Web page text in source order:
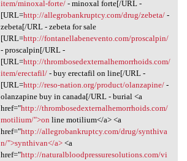
item/minoxal-forte/- minoxal forte[/URL -
[URL=http://allegrobankruptcy.com/drug/zebeta/-
zebeta[/URL - zebeta for sale
[URL=http://fontanellabenevento.com/proscalpin/
- proscalpin[/URL -
[URL=http://thrombosedexternalhemorrhoids.com/
item/erectafil/- buy erectafil on line[/URL -
[URL=http://reso-nation.org/product/olanzapine/-
olanzapine buy in canada[/URL - burial <a
href="http://thrombosedexternalhemorrhoids.com/
motilium/">on line motilium</a> <a
href="http://allegrobankruptcy.com/drug/synthiva
n/">synthivan</a><a
href="http://naturalbloodpressuresolutions.com/vi